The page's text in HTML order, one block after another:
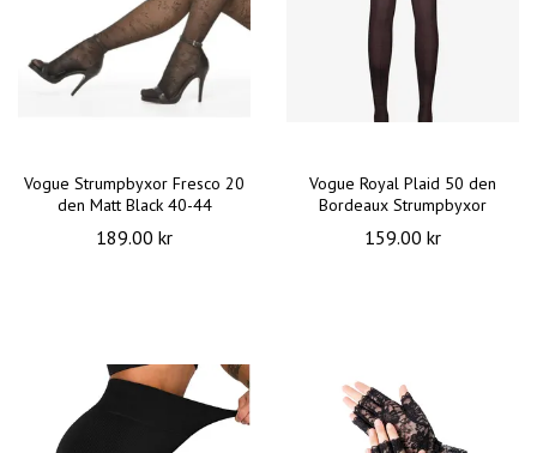
Vogue Strumpbyxor Fresco 20
den Matt Black 40-44
189.00 kr
Vogue Royal Plaid 50 den
Bordeaux Strumpbyxor
159.00 kr